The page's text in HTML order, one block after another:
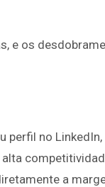
e os
perfil no
a